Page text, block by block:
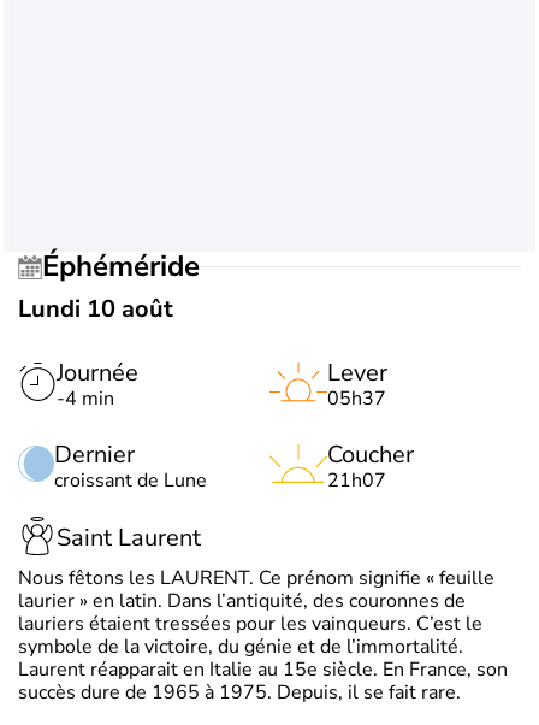
Éphéméride
Lundi 10 août
Journée
-4 min
Dernier
croissant de Lune
Lever
05h37
Coucher
21h07
Saint Laurent
Nous fêtons les LAURENT. Ce prénom signifie « feuille
laurier » en latin. Dans l’antiquité, des couronnes de
lauriers étaient tressées pour les vainqueurs. C’est le
symbole de la victoire, du génie et de l’immortalité.
Laurent réapparait en Italie au 15e siècle. En France, son
succès dure de 1965 à 1975. Depuis, il se fait rare.